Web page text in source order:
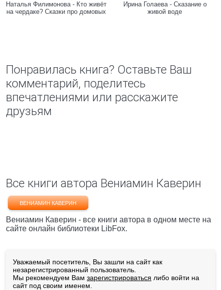
Наталья Филимонова - Кто живёт
на чердаке? Сказки про домовых
Ирина Голаева - Сказание о
живой воде
Понравилась книга? Оставьте Ваш
комментарий, поделитесь
впечатлениями или расскажите
друзьям
Все книги автора Вениамин Каверин
ВЕНИАМИН КАВЕРИН
Вениамин Каверин - все книги автора в одном месте на
сайте онлайн библиотеки LibFox.
Уважаемый посетитель, Вы зашли на сайт как
незарегистрированный пользователь.
Мы рекомендуем Вам зарегистрироваться либо войти на
сайт под своим именем.